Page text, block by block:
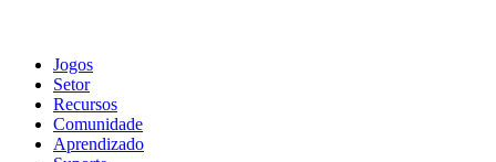
Jogos
Setor
Recursos
Comunidade
Aprendizado